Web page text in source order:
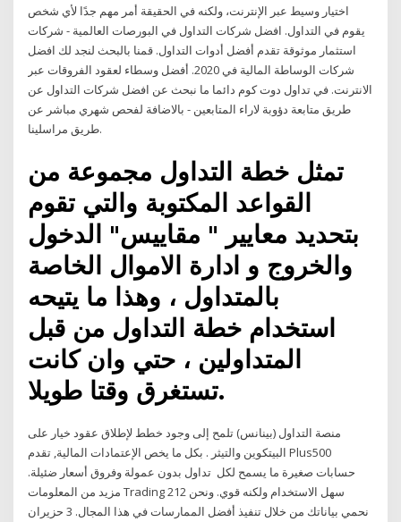
اختيار وسيط عبر الإنترنت، ولكنه في الحقيقة أمر مهم جدًا لأي شخص
يقوم في التداول. افضل شركات التداول في البورصات العالمية - شركات
استثمار موثوقة تقدم أفضل أدوات التداول. قمنا بالبحث لنجد لك افضل
شركات الوساطة المالية في 2020. أفضل وسطاء لعقود الفروقات عبر
الانترنت. في تداول دوت كوم دائما ما نبحث عن افضل شركات التداول عن
طريق متابعة دؤوبة لاراء المتابعين - بالاضافة لفحص شهري مباشر عن
طريق مراسلينا.
تمثل خطة التداول مجموعة من
القواعد المكتوبة والتي تقوم
بتحديد معايير " مقاييس" الدخول
والخروج و ادارة الاموال الخاصة
بالمتداول ، وهذا ما يتيحه
استخدام خطة التداول من قبل
المتداولين ، حتي وان كانت
تستغرق وقتا طويلا.
منصة التداول (بينانس) تلمح إلى وجود خطط لإطلاق عقود خيار على
البيتكوين والتيثر . بكل ما يخص الإعتمادات المالية, تقدم Plus500
حسابات صغيرة ما يسمح لكل تداول بدون عمولة وفروق أسعار ضئيلة.
مزيد من المعلومات Trading 212 سهل الاستخدام ولكنه قوي. ونحن
نحمي بياناتك من خلال تنفيذ أفضل الممارسات في هذا المجال. 3 حزيران